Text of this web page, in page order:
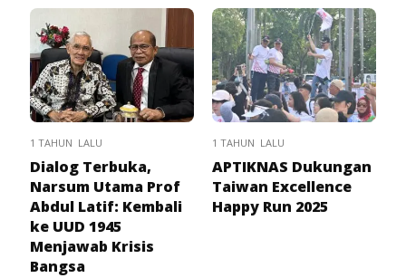
1 TAHUN LALU
Dialog Terbuka,
Narsum Utama Prof
Abdul Latif: Kembali
ke UUD 1945
Menjawab Krisis
Bangsa
1 TAHUN LALU
APTIKNAS Dukungan
Taiwan Excellence
Happy Run 2025